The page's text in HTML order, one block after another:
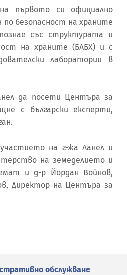
първото си официално
по безопасност на храните
със структурата и
на храните (БАБХ) и с
лаборатории в
да посети Центъра за
с български експерти,
на г-жа Ланел и
на земеделието и
и д-р Йордан Войнов,
Директор на Центъра за
обслужване